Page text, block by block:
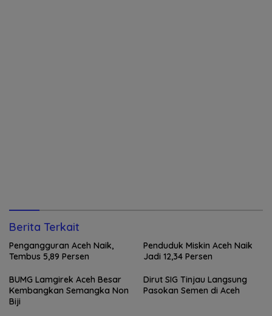
Berita Terkait
Pengangguran Aceh Naik,
Tembus 5,89 Persen
Penduduk Miskin Aceh Naik
Jadi 12,34 Persen
BUMG Lamgirek Aceh Besar
Kembangkan Semangka Non
Biji
Dirut SIG Tinjau Langsung
Pasokan Semen di Aceh